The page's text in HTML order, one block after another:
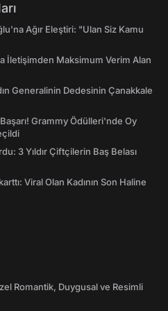
Ağır Eleştiri: "Ulan Siz Kamu
İletişimden Maksimum Verim Alan
Generalinin Dedesinin Çanakkale
Grammy Ödülleri'nde Oy
3 Yıldır Çiftçilerin Baş Belası
Viral Olan Kadının Son Haline
Romantik, Duygusal ve Resimli